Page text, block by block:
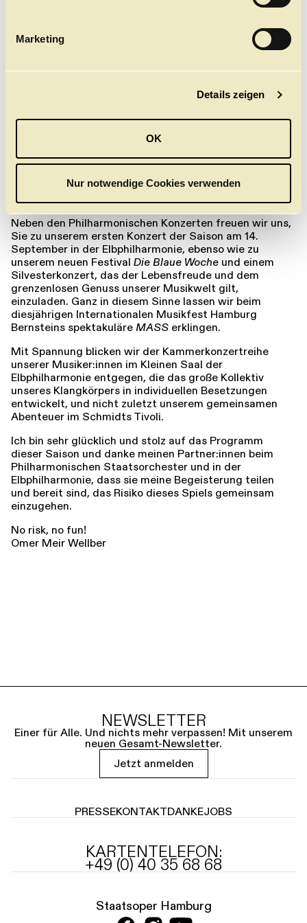
l
Marketing
Details zeigen
OK
Nur notwendige Cookies verwenden
Tasten seines Instruments. Dieser musikalische Dialog
künstlerischen Verwebungen zu spüren, die die
Sie? Die möchten auch wir nicht missen. Im Rahmen
Theater Hamburg werden Dirigierstudierende zum
ersten Mal die Gelegenheit haben, unser Orchester zu
leiten. Dabei werden wir uns in einem gemeinsamen
Proben- und Aufnahmeprozess intensiv mit all diesen
teilen – als kleines Spiel des Wiederentdeckens und als
Andenken an diese Spielzeit.
Neben den Philharmonischen Konzerten freuen wir uns,
Sie zu unserem ersten Konzert der Saison am 14.
September in der Elbphilharmonie, ebenso wie zu
unserem neuen Festival Die Blaue Woche und einem
Silvesterkonzert, das der Lebensfreude und dem
grenzenlosen Genuss unserer Musikwelt gilt,
einzuladen. Ganz in diesem Sinne lassen wir beim
diesjährigen Internationalen Musikfest Hamburg
Bernsteins spektakuläre MASS erklingen.
Mit Spannung blicken wir der Kammerkonzertreihe
unserer Musiker:innen im Kleinen Saal der
Elbphilharmonie entgegen, die das große Kollektiv
unseres Klangkörpers in individuellen Besetzungen
entwickelt, und nicht zuletzt unserem gemeinsamen
Abenteuer im Schmidts Tivoli.
Ich bin sehr glücklich und stolz auf das Programm
dieser Saison und danke meinen Partner:innen beim
Philharmonischen Staatsorchester und in der
Elbphilharmonie, dass sie meine Begeisterung teilen
und bereit sind, das Risiko dieses Spiels gemeinsam
einzugehen.
No risk, no fun!
Omer Meir Wellber
NEWSLETTER
Einer für Alle. Und nichts mehr verpassen! Mit unserem
neuen Gesamt-Newsletter.
Jetzt anmelden
PRESSEKONTAKTDANKEJOBS
KARTENTELEFON:
+49 (0) 40 35 68 68
Staatsoper Hamburg